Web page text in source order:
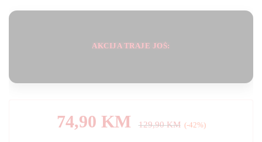
AKCIJA TRAJE JOŠ:
74,90 KM 129,90KM (-42%)